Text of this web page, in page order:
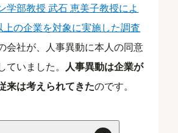
学部教授 武石 恵美子教授によ
上の企業を対象に実施した調査
会社が、人事異動に本人の同意
いました。 人事異動は企業が
来は考えられてきたのです。